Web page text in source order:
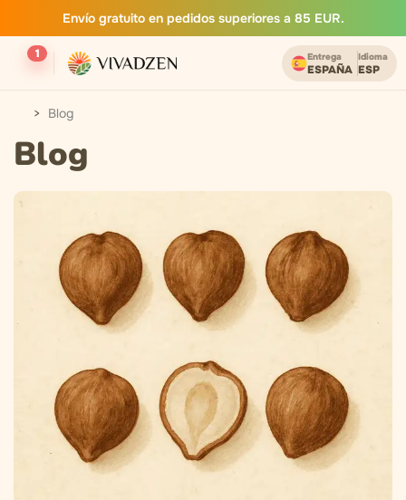
Envío gratuito en pedidos superiores a 85 EUR.
1 Entrega
ESPAÑA
Idioma
ESP
Blog
Blog